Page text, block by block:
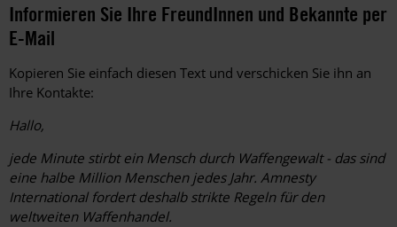
Informieren Sie Ihre FreundInnen und Bekannte per
E-Mail
Kopieren Sie einfach diesen Text und verschicken Sie ihn an
Ihre Kontakte:
Hallo,
jede Minute stirbt ein Mensch durch Waffengewalt - das sind
eine halbe Million Menschen jedes Jahr. Amnesty
International fordert deshalb strikte Regeln für den
weltweiten Waffenhandel.